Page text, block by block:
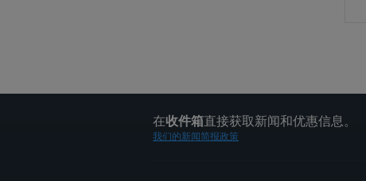
在收件箱直接获取新闻和优惠信息。
我们的新闻简报政策